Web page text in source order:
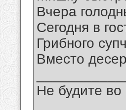
Вчера
Сегодня в
Грибного
Вместо
Не будите